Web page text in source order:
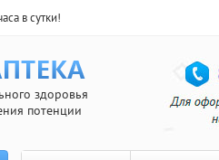
в сутки!
здоровья
потенции